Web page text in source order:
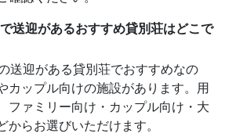
送迎があるおすすめ貸別荘はどこで
送迎がある貸別荘でおすすめなの
カップル向けの施設があります。用
ファミリー向け・カップル向け・大
らお選びいただけます。